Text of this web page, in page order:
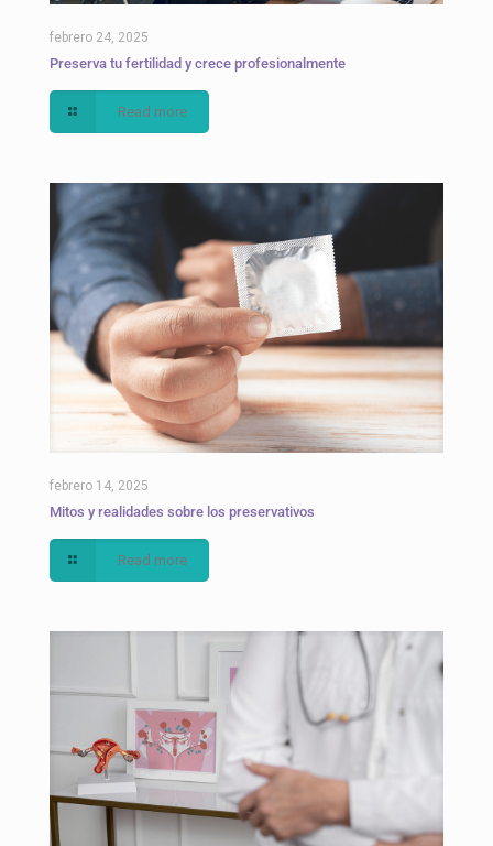
febrero 24, 2025
Preserva tu fertilidad y crece profesionalmente
Read more
febrero 14, 2025
Mitos y realidades sobre los preservativos
Read more